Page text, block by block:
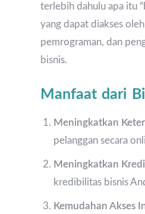
terlebih dahulu apa itu
yang dapat diakses
pemrograman, dan
bisnis.
Manfaat dari
Meningkatkan
pelanggan secara
Meningkatkan
kredibilitas bisnis
Kemudahan Akses